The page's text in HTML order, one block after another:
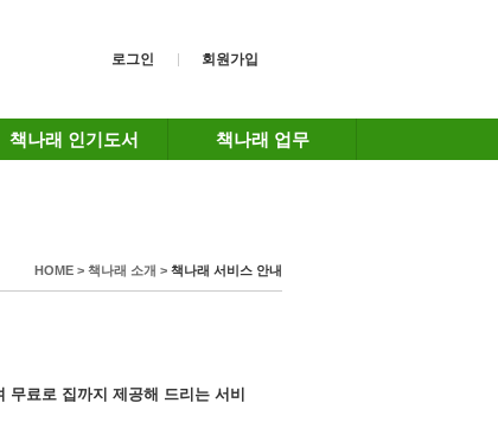
로그인 회원가입
책나래 인기도서 책나래 업무
HOME > 책나래 소개 > 책나래 서비스 안내
무료로 집까지 제공해 드리는 서비